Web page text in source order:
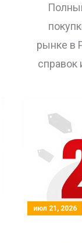
рынке в
справок
июл 21, 2026